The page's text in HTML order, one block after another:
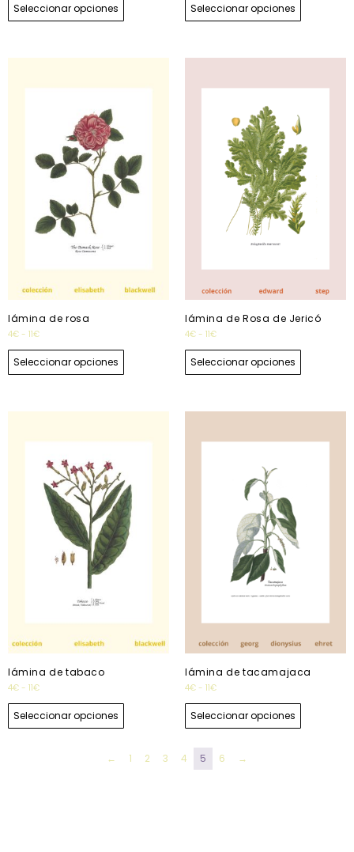
Seleccionar opciones Seleccionar opciones
lámina de rosa
4€ - 11€
Seleccionar opciones
lámina de Rosa de Jericó
4€ - 11€
Seleccionar opciones
lámina de tabaco
4€ - 11€
Seleccionar opciones
lámina de tacamajaca
4€ - 11€
Seleccionar opciones
← 1 2 3 4 5 6 →